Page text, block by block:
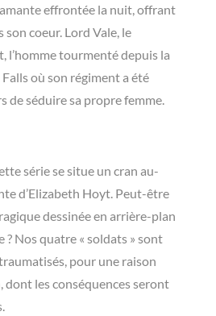
effrontée la nuit, offrant
son coeur. Lord Vale, le
l’homme tourmenté depuis la
où son régiment a été
de séduire sa propre femme.
série se situe un cran au-
d’Elizabeth Hoyt. Peut-être
dessinée en arrière-plan
? Nos quatre « soldats » sont
pour une raison
dont les conséquences seront